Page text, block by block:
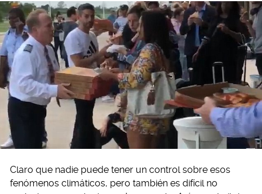
Claro que nadie puede tener un control sobre esos
fenómenos climáticos, pero también es difícil no